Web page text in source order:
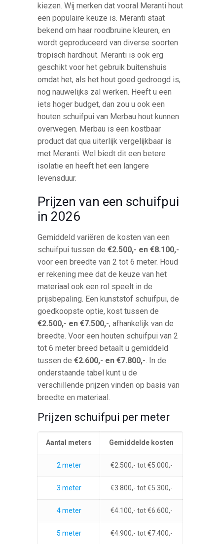
kiezen. Wij merken dat vooral Meranti hout
een populaire keuze is. Meranti staat
bekend om haar roodbruine kleuren, en
wordt geproduceerd van diverse soorten
tropisch hardhout. Meranti is ook erg
geschikt voor het gebruik buitenshuis
omdat het, als het hout goed gedroogd is,
nog nauwelijks zal werken. Heeft u een
iets hoger budget, dan zou u ook een
houten schuifpui van Merbau hout kunnen
overwegen. Merbau is een kostbaar
product dat qua uiterlijk vergelijkbaar is
met Meranti. Wel biedt dit een betere
isolatie en heeft het een langere
levensduur.
Prijzen van een schuifpui
in 2026
Gemiddeld variëren de kosten van een
schuifpui tussen de€2.500,- en €8.100,-
voor een breedte van 2 tot 6 meter. Houd
er rekening mee dat de keuze van het
materiaal ook een rol speelt in de
prijsbepaling. Een kunststof schuifpui, de
goedkoopste optie, kost tussen de
€2.500,- en €7.500,-, afhankelijk van de
breedte. Voor een houten schuifpui van 2
tot 6 meter breed betaalt u gemiddeld
tussen de€2.600,- en €7.800,- . In de
onderstaande tabel kunt u de
verschillende prijzen vinden op basis van
breedte en materiaal.
Prijzen schuifpui per meter
Aantal meters Gemiddelde kosten
2 meter €2.500,- tot €5.000,-
3 meter €3.800,- tot €5.300,-
4 meter €4.100,- tot €6.600,-
5 meter €4.900,- tot €7.400,-